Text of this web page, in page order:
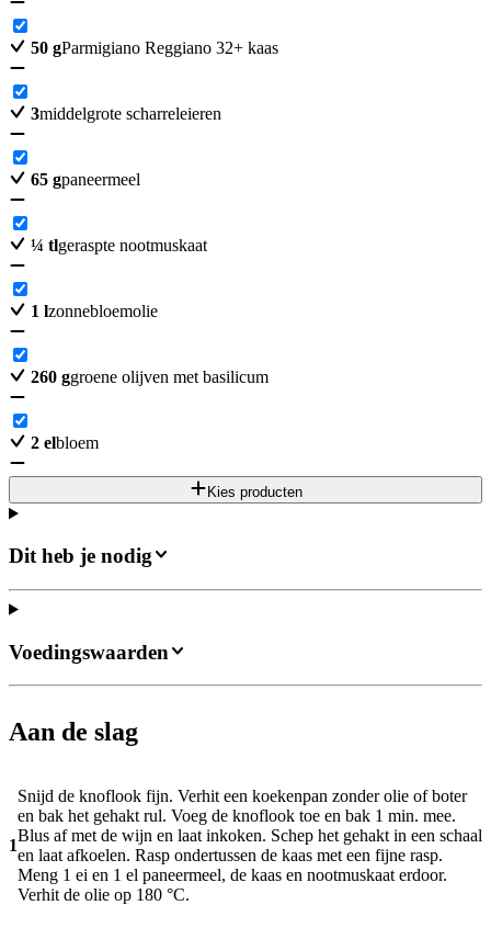
50 gParmigiano Reggiano 32+ kaas
3middelgrote scharreleieren
65 gpaneermeel
¼ tlgeraspte nootmuskaat
1 lzonnebloemolie
260 ggroene olijven met basilicum
2 elbloem
Kies producten
Dit heb je nodig
Aan de slag
1
Snijd de knoflook fijn. Verhit een koekenpan zonder olie of boter
en bak het gehakt rul. Voeg de knoflook toe en bak 1 min. mee.
Blus af met de wijn en laat inkoken. Schep het gehakt in een schaal
en laat afkoelen. Rasp ondertussen de kaas met een fijne rasp.
Meng 1 ei en 1 el paneermeel, de kaas en nootmuskaat erdoor.
Verhit de olie op 180 °C.
Voedingswaarden